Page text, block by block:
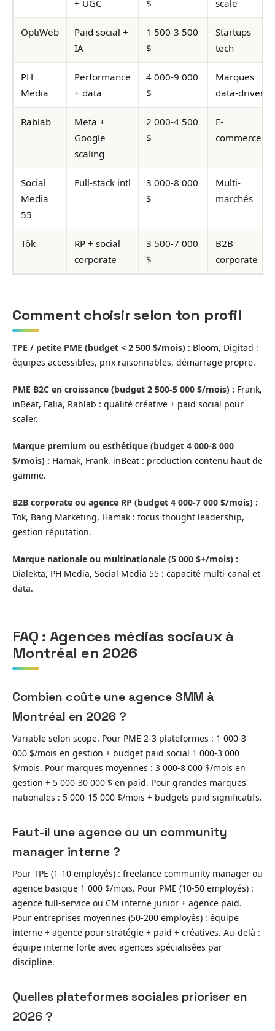
+ UGC
$
scale
OptiWeb
Paid social +
IA
1 500-3 500
$
Startups
tech
PH
Media
Performance
+ data
4 000-9 000
$
Marques
data-driven
Rablab
Meta +
Google
scaling
2 000-4 500
$
E-
commerce
Social
Media
55
Full-stack intl
3 000-8 000
$
Multi-
marchés
Tök
RP + social
corporate
3 500-7 000
$
B2B
corporate
Comment choisir selon ton profil
TPE / petite PME (budget < 2 500 $/mois) : Bloom, Digitad :
équipes accessibles, prix raisonnables, démarrage propre.
PME B2C en croissance (budget 2 500-5 000 $/mois) : Frank,
inBeat, Falia, Rablab : qualité créative + paid social pour
scaler.
Marque premium ou esthétique (budget 4 000-8 000
$/mois) : Hamak, Frank, inBeat : production contenu haut de
gamme.
B2B corporate ou agence RP (budget 4 000-7 000 $/mois) :
Tök, Bang Marketing, Hamak : focus thought leadership,
gestion réputation.
Marque nationale ou multinationale (5 000 $+/mois) :
Dialekta, PH Media, Social Media 55 : capacité multi-canal et
data.
FAQ : Agences médias sociaux à
Montréal en 2026
Combien coûte une agence SMM à
Montréal en 2026 ?
Variable selon scope. Pour PME 2-3 plateformes : 1 000-3
000 $/mois en gestion + budget paid social 1 000-3 000
$/mois. Pour marques moyennes : 3 000-8 000 $/mois en
gestion + 5 000-30 000 $ en paid. Pour grandes marques
nationales : 5 000-15 000 $/mois + budgets paid significatifs.
Faut-il une agence ou un community
manager interne ?
Pour TPE (1-10 employés) : freelance community manager ou
agence basique 1 000 $/mois. Pour PME (10-50 employés) :
agence full-service ou CM interne junior + agence paid.
Pour entreprises moyennes (50-200 employés) : équipe
interne + agence pour stratégie + paid + créatives. Au-delà :
équipe interne forte avec agences spécialisées par
discipline.
Quelles plateformes sociales prioriser en
2026 ?